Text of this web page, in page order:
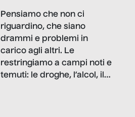
Pensiamo che non ci
riguardino, che siano
drammi e problemi in
carico agli altri. Le
restringiamo a campi noti e
temuti: le droghe, l’alcol, il